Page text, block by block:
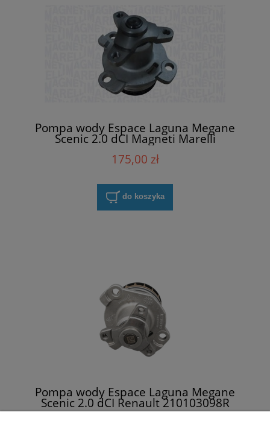
Pompa wody Espace Laguna Megane
Scenic 2.0 dCI Magneti Marelli
352316171002
175,00 zł
do koszyka
Pompa wody Espace Laguna Megane
Scenic 2.0 dCI Renault 210103098R